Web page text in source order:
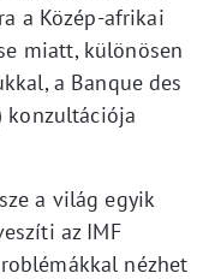
a Közép-afrikai
miatt, különösen
a Banque des
konzultációja
a világ egyik
az IMF
nézhet